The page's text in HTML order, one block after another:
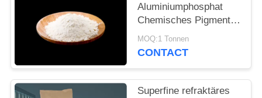
Aluminiumphosphat
Chemisches Pigment
für die Passivierung
der Metalloberfläche
MOQ:1 Tonnen
CONTACT
Superfine refraktäres